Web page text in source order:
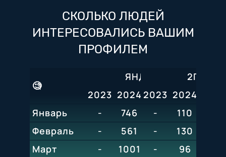
СКОЛЬКО ЛЮДЕЙ
ИНТЕРЕСОВАЛИСЬ ВАШИМ
ПРОФИЛЕМ
🧐
Январь
Февраль
Март
ЯНДЕКС
2023 2024 2025
2026
-
746 241
197
-
561
189
-
1001
276
2ГИС
2023 2024
-
110
-
130
-
96